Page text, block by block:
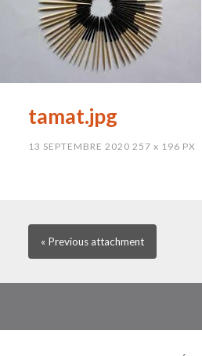
tamat.jpg
13 SEPTEMBRE 2020 257 x 196 PX
« Previousattachment